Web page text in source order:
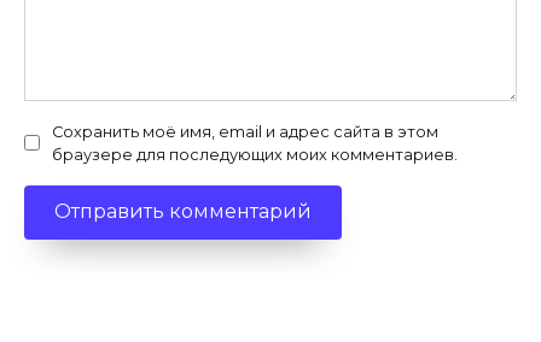
Сохранить моё имя, email и адрес сайта в этом
браузере для последующих моих комментариев.